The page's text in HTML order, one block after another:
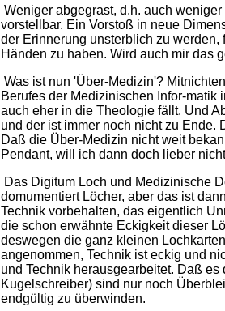
Weniger abgegrast, d.h. auch
vorstellbar. Ein Vorstoß in neue
der Erinnerung unsterblich zu
Händen zu haben. Wird auch mir das
Was ist nun 'Über-Medizin'?
Berufes der Medizinischen Infor-
auch eher in die Theologie fällt. Und
und der ist immer noch nicht zu
Daß die Über-Medizin nicht weit
Pendant, will ich dann doch lieber
Das Digitum Loch und Medizinische
domumentiert Löcher, aber das ist
Technik vorbehalten, das eigentlich
die schon erwähnte Eckigkeit dieser
deswegen die ganz kleinen
angenommen, Technik ist eckig und
und Technik herausgearbeitet. Daß
Kugelschreiber) sind nur noch
endgültig zu überwinden.